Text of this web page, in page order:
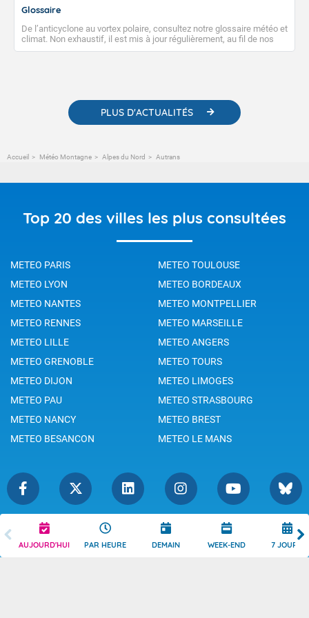
AUJOURD'HUI PAR HEURE DEMAIN WEEK-END 7 JOURS
Glossaire
De l’anticyclone au vortex polaire, consultez notre glossaire météo et
climat. Non exhaustif, il est mis à jour régulièrement, au fil de nos
publications. Vous y trouverez également des liens utiles vers nos
PLUS D'ACTUALITÉS
Accueil Météo Montagne Alpes du Nord Autrans
Top 20 des villes les plus consultées
METEO PARIS
METEO TOULOUSE
METEO LYON
METEO BORDEAUX
METEO NANTES
METEO MONTPELLIER
METEO RENNES
METEO MARSEILLE
METEO LILLE
METEO ANGERS
METEO GRENOBLE
METEO TOURS
METEO DIJON
METEO LIMOGES
METEO PAU
METEO STRASBOURG
METEO NANCY
METEO BREST
METEO BESANCON
METEO LE MANS